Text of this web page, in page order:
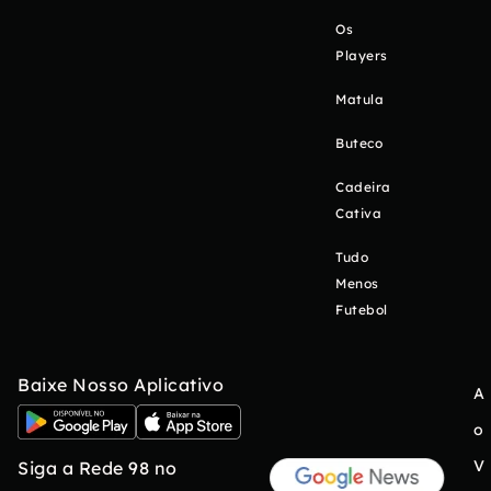
Os
Players
Matula
Buteco
Cadeira
Cativa
Tudo
Menos
Futebol
Baixe Nosso Aplicativo
Siga a Rede 98 no
A
o
V